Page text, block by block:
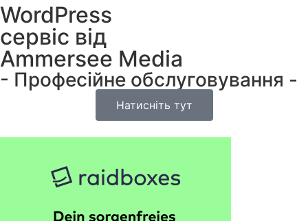
WordPress
сервіс від
Ammersee Media​
- Професійне обслуговування - ​
Натисніть тут